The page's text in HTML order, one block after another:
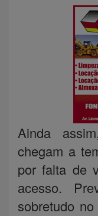
Ainda
chegam a
por falta de
acesso.
sobretudo